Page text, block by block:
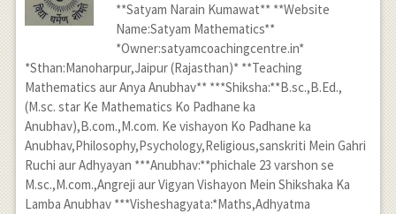
**Satyam Narain Kumawat** **Website
Name:Satyam Mathematics**
*Owner:satyamcoachingcentre.in*
*Sthan:Manoharpur,Jaipur (Rajasthan)* **Teaching
Mathematics aur Anya Anubhav** ***Shiksha:**B.sc.,B.Ed.,
(M.sc. star Ke Mathematics Ko Padhane ka
Anubhav),B.com.,M.com. Ke vishayon Ko Padhane ka
Anubhav,Philosophy,Psychology,Religious,sanskriti Mein Gahri
Ruchi aur Adhyayan ***Anubhav:**phichale 23 varshon se
M.sc.,M.com.,Angreji aur Vigyan Vishayon Mein Shikshaka Ka
Lamba Anubhav ***Visheshagyata:*Maths,Adhyatma